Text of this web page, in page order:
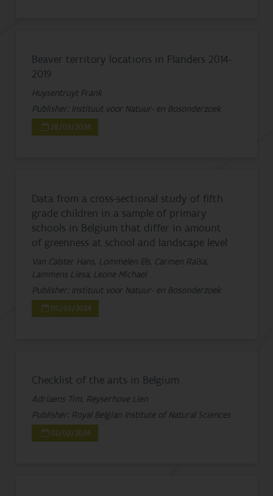
Beaver territory locations in Flanders 2014-
2019
Huysentruyt Frank
Publisher: Instituut voor Natuur- en Bosonderzoek
28/03/2024
Data from a cross-sectional study of fifth
grade children in a sample of primary
schools in Belgium that differ in amount
of greenness at school and landscape level
Van Calster Hans, Lommelen Els, Carmen Raïsa,
Lammens Liesa, Leone Michael
Publisher: Instituut voor Natuur- en Bosonderzoek
05/02/2024
Checklist of the ants in Belgium
Adriaens Tim, Reyserhove Lien
Publisher: Royal Belgian Institute of Natural Sciences
02/02/2024